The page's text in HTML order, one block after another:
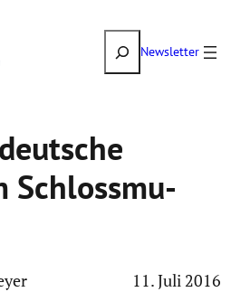
SuchenNewsletter
Schloss­mu­
11. Juli 2016